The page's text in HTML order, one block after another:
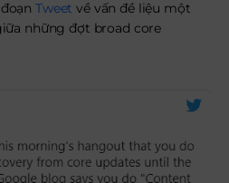
Tweet về vấn đề liệu một
những đợt broad core